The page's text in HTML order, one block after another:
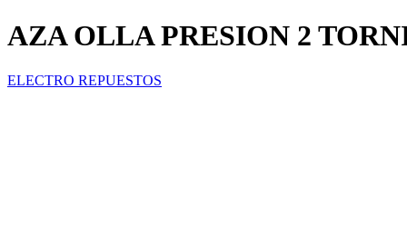
AZA OLLA PRESION 2
ELECTRO REPUESTOS